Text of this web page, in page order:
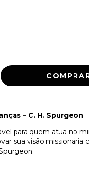
– C. H. Spurgeon
para quem atua no
sua visão missionária